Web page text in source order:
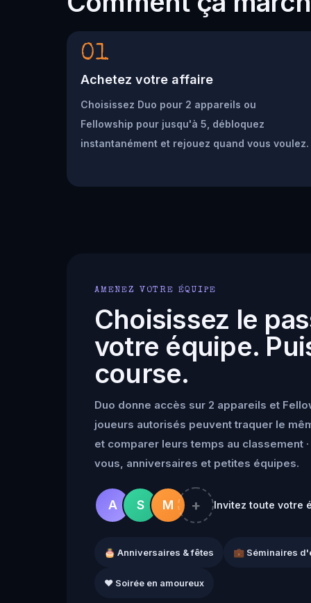
01
Achetez votre affaire
Choisissez Duo pour 2 appareils ou
Fellowship pour jusqu'à 5, débloquez
instantanément et rejouez quand vous voulez.
AMENEZ VOTRE ÉQUIPE
Choisissez le
votre équipe.
course.
Duo donne accès sur 2 appareils et
joueurs autorisés peuvent traquer le
et comparer leurs temps au classement
vous, anniversaires et petites équipes.
A S M + Invitez toute votre
🎂 Anniversaires & fêtes 💼 Séminaires
❤️ Soirée en amoureux